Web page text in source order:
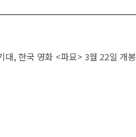
대, 한국 영화 <파묘> 3월 22일 개봉